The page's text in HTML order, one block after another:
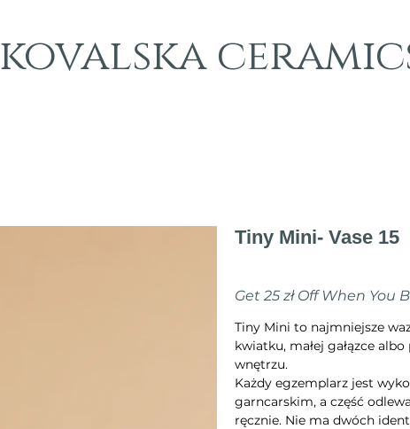
kovalska
Tiny Mini- Vase 15
Get 25 zł Off When You
Tiny Mini to najmniejsze
kwiatku, małej gałązce
wnętrzu.
Każdy egzemplarz jest
garncarskim, a część
ręcznie. Nie ma dwóch